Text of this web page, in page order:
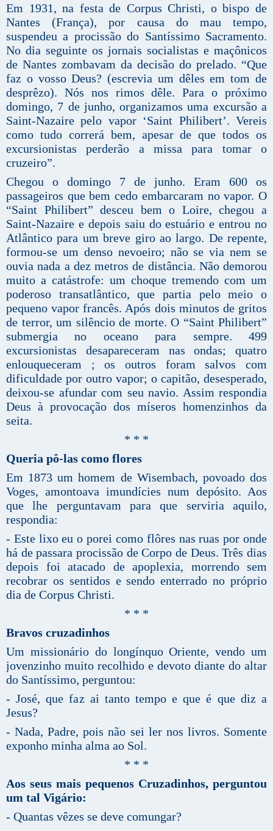
Em 1931, na festa de Corpus Christi, o bispo de
Nantes (França), por causa do mau tempo,
suspendeu a procissão do Santíssimo Sacramento.
No dia seguinte os jornais socialistas e maçônicos
de Nantes zombavam da decisão do prelado. “Que
faz o vosso Deus? (escrevia um dêles em tom de
desprêzo). Nós nos rimos dêle. Para o próximo
domingo, 7 de junho, organizamos uma excursão a
Saint-Nazaire pelo vapor ‘Saint Philibert’. Vereis
como tudo correrá bem, apesar de que todos os
excursionistas perderão a missa para tomar o
cruzeiro”.
Chegou o domingo 7 de junho. Eram 600 os
passageiros que bem cedo embarcaram no vapor. O
“Saint Philibert” desceu bem o Loire, chegou a
Saint-Nazaire e depois saiu do estuário e entrou no
Atlântico para um breve giro ao largo. De repente,
formou-se um denso nevoeiro; não se via nem se
ouvia nada a dez metros de distância. Não demorou
muito a catástrofe: um choque tremendo com um
poderoso transatlântico, que partia pelo meio o
pequeno vapor francês. Após dois minutos de gritos
de terror, um silêncio de morte. O “Saint Philibert”
submergia no oceano para sempre. 499
excursionistas desapareceram nas ondas; quatro
enlouqueceram ; os outros foram salvos com
dificuldade por outro vapor; o capitão, desesperado,
deixou-se afundar com seu navio. Assim respondia
Deus à provocação dos míseros homenzinhos da
seita.
* * *
Queria pô-las como flores
Em 1873 um homem de Wisembach, povoado dos
Voges, amontoava imundícies num depósito. Aos
que lhe perguntavam para que serviria aquilo,
respondia:
- Este lixo eu o porei como flôres nas ruas por onde
há de passara procissão de Corpo de Deus. Três dias
depois foi atacado de apoplexia, morrendo sem
recobrar os sentidos e sendo enterrado no próprio
dia de Corpus Christi.
* * *
Bravos cruzadinhos
Um missionário do longínquo Oriente, vendo um
jovenzinho muito recolhido e devoto diante do altar
do Santíssimo, perguntou:
- José, que faz ai tanto tempo e que é que diz a
Jesus?
- Nada, Padre, pois não sei ler nos livros. Somente
exponho minha alma ao Sol.
* * *
Aos seus mais pequenos Cruzadinhos, perguntou
um tal Vigário:
- Quantas vêzes se deve comungar?